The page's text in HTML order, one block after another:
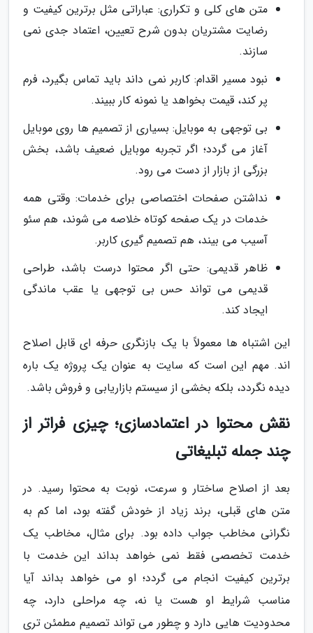
متن های کلی و تکراری: عباراتی مثل برترین کیفیت و
رضایت مشتریان بدون شرح تعیین، اعتماد جدی نمی
سازند.
نبود مسیر اقدام: کاربر نمی داند باید تماس بگیرد، فرم
پر کند، قیمت بخواهد یا نمونه کار ببیند.
بی توجهی به موبایل: بسیاری از تصمیم ها روی موبایل
آغاز می گردد؛ اگر تجربه موبایل ضعیف باشد، بخش
بزرگی از بازار از دست می رود.
نداشتن صفحات اختصاصی برای خدمات: وقتی همه
خدمات در یک صفحه کوتاه خلاصه می شوند، هم سئو
آسیب می بیند، هم تصمیم گیری کاربر.
ظاهر قدیمی: حتی اگر محتوا درست باشد، طراحی
قدیمی می تواند حس بی توجهی یا عقب ماندگی
ایجاد کند.
این اشتباه ها معمولاً با یک بازنگری حرفه ای قابل اصلاح
اند. مهم این است که سایت به عنوان یک پروژه یک باره
دیده نگردد، بلکه بخشی از سیستم بازاریابی و فروش باشد.
نقش محتوا در اعتمادسازی؛ چیزی فراتر از
چند جمله تبلیغاتی
بعد از اصلاح ساختار و سرعت، نوبت به محتوا رسید. در
متن های قبلی، برند زیاد از خودش گفته بود، اما کم به
نگرانی مخاطب جواب داده بود. برای مثال، مخاطب یک
خدمت تخصصی فقط نمی خواهد بداند این خدمت با
برترین کیفیت انجام می گردد؛ او می خواهد بداند آیا
مناسب شرایط او هست یا نه، چه مراحلی دارد، چه
محدودیت هایی دارد و چطور می تواند تصمیم مطمئن تری